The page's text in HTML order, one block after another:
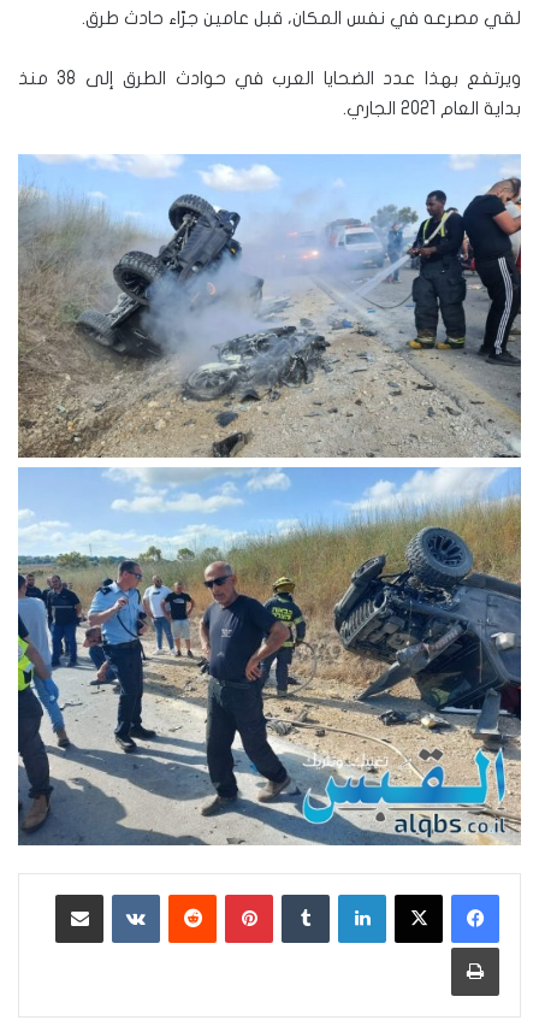
لقي مصرعه في نفس المكان، قبل عامين جرّاء حادث طرق.
ويرتفع بهذا عدد الضحايا العرب في حوادث الطرق إلى 38 منذ
بداية العام 2021 الجاري.
لينكدإن بينتيريست ‏VKontakte
طباعة